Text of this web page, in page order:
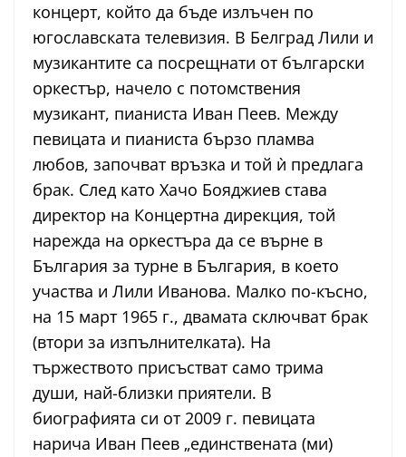
концерт, който да бъде излъчен по
югославската телевизия. В Белград Лили и
музикантите са посрещнати от български
оркестър, начело с потомствения
музикант, пианиста Иван Пеев. Между
певицата и пианиста бързо пламва
любов, започват връзка и той ѝ предлага
брак. След като Хачо Бояджиев става
директор на Концертна дирекция, той
нарежда на оркестъра да се върне в
България за турне в България, в което
участва и Лили Иванова. Малко по-късно,
на 15 март 1965 г., двамата сключват брак
(втори за изпълнителката). На
тържеството присъстват само трима
души, най-близки приятели. В
биографията си от 2009 г. певицата
нарича Иван Пеев „единствената (ми)